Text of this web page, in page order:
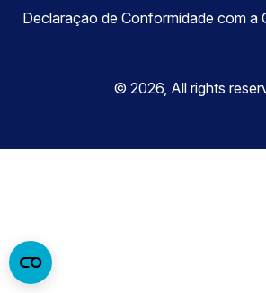
Declaração de Conformidade com a
© 2026, All rights